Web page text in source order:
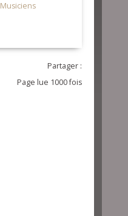
Musiciens
Partager :
Page lue 1000 fois